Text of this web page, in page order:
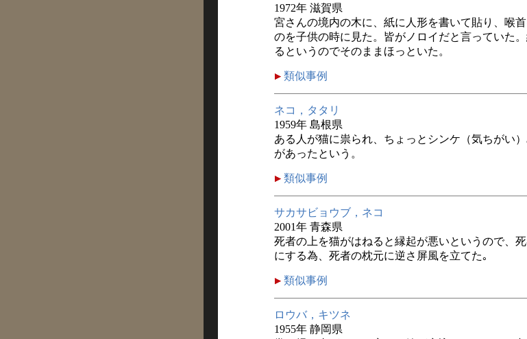
1972年 滋賀県
宮さんの境内の木に、紙に人形を書いて貼り、喉
のを子供の時に見た。皆がノロイだと言っていた
るというのでそのままほっといた。
類似事例
ネコ，タタリ
1959年 島根県
ある人が猫に祟られ、ちょっとシンケ（気ちがい
があったという。
類似事例
サカサビョウブ，ネコ
2001年 青森県
死者の上を猫がはねると縁起が悪いというので、
にする為、死者の枕元に逆さ屏風を立てた｡
類似事例
ロウバ，キツネ
1955年 静岡県